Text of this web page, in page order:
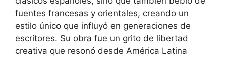
fuentes francesas y orientales, creando un
estilo único que influyó en generaciones de
escritores. Su obra fue un grito de libertad
creativa que resonó desde América Latina